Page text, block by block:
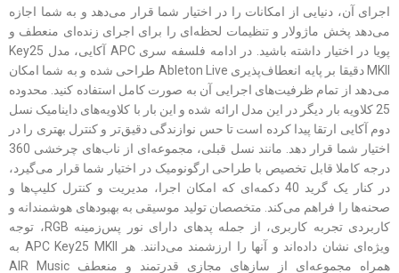
اجرای آن، دنیایی از امکانات را در اختیار شما قرار می‌دهد و به شما اجازه
می‌دهد پخش ماژولار و تنظیمات لحظه‌ای را برای اجرای زنده‌ای منعطف و
پویا در اختیار داشته باشید. در ادامه فلسفه سری APC آکایی، مدل Key25
MKII دقیقا بر پایه انعطاف‌پذیری Ableton Live طراحی شده و به شما امکان
می‌دهد از تمام ظرفیت‌های اجرایی آن به صورت کامل استفاده کنید. محدوده
25 کلاویه بار دیگر در این مدل ارائه شده و این بار با کلاویه‌های داینامیک نسل
دوم آکایی ارتقا پیدا کرده است تا حس نوازندگی دقیق‌تر و کنترل بهتری را در
اختیار شما قرار دهد. مانند نسل قبلی، مجموعه‌ای از ناب‌های چرخشی 360
درجه کاملا قابل تخصیص با طراحی ارگونومیک در اختیار شما قرار می‌گیرد،
در کنار یک گرید 40 دکمه‌ای که امکان اجرا، مدیریت و کنترل کلیپ‌ها و
صحنه‌ها را فراهم می‌کند. متخصصان تولید موسیقی به بهبودهای هوشمندانه و
کاربردی تجربه کاربری، از جمله پدهای دارای نور پس‌زمینه RGB، توجه
ویژه‌ای نشان داده‌اند و آنها را ارزشمند می‌دانند. هر APC Key25 MKII به
همراه مجموعه‌ای از سازهای مجازی قدرتمند و منعطف AIR Music